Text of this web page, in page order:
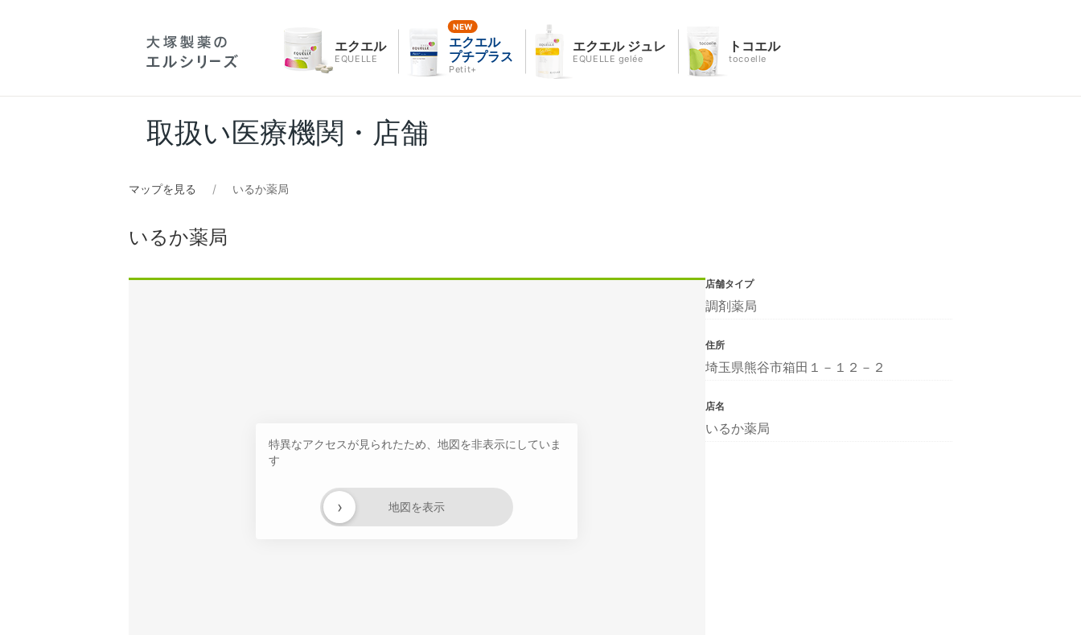
エクエル
EQUELLE
エクエル
プチプラス
Petit+
エクエル ジュレ
EQUELLE gelée
トコエル
tocoelle
取扱い医療機関・店舗
マップを見る いるか薬局
いるか薬局
特異なアクセスが見られたため、地図を非表示にしていま
す
地図を表示
›
店舗タイプ
調剤薬局
住所
埼玉県熊谷市箱田１－１２－２
店名
いるか薬局